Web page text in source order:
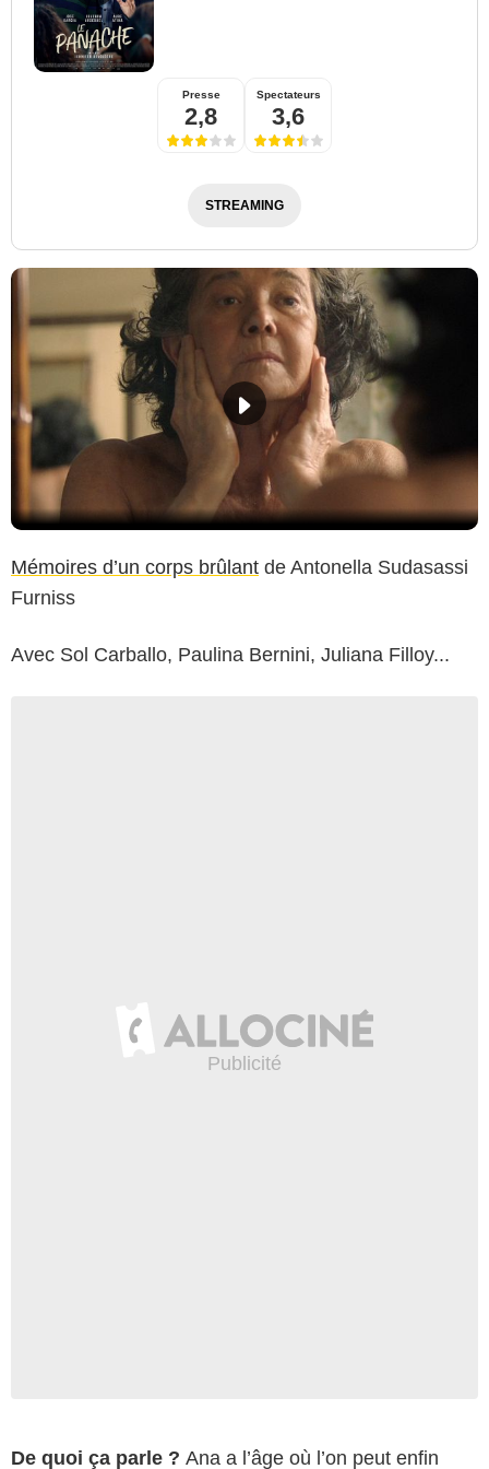
Presse
2,8
Spectateurs
3,6
STREAMING
Mémoires d’un corps brûlant de Antonella Sudasassi
Furniss
Avec Sol Carballo, Paulina Bernini, Juliana Filloy...
De quoi ça parle ? Ana a l’âge où l’on peut enfin